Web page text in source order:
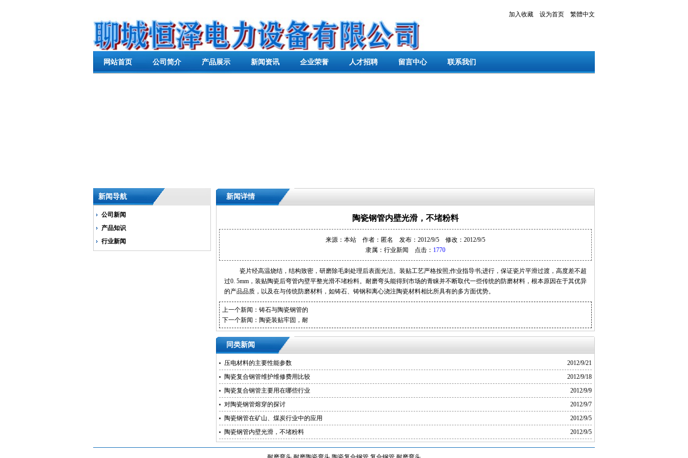
加入收藏 设为首页 繁體中文
网站首页 公司简介 产品展示 新闻资讯 企业荣誉 人才招聘 留言中心 联系我们
新闻导航
公司新闻
产品知识
行业新闻
新闻详情
陶瓷钢管内壁光滑，不堵粉料
来源：本站 作者：匿名 发布：2012/9/5 修改：2012/9/5
隶属： 行业新闻 点击： 1770
瓷片经高温烧结，结构致密，研磨除毛刺处理后表面光洁。装贴工艺严格按照;作业指导书;进行，保证瓷片平滑过渡，高度差不超
过0. 5mm，装贴陶瓷后弯管内壁平整光滑不堵粉料。耐磨弯头能得到市场的青睐并不断取代一些传统的防磨材料，根本原因在于其优异
的产品品质，以及在与传统防磨材料，如铸石、铸钢和离心浇注陶瓷材料相比所具有的多方面优势。
上一个新闻： 铸石与陶瓷钢管的
下一个新闻： 陶瓷装贴牢固，耐
同类新闻
2012/9/21
压电材料的主要性能参数
2012/9/18
陶瓷复合钢管维护维修费用比较
2012/9/9
陶瓷复合钢管主要用在哪些行业
2012/9/7
对陶瓷钢管熔穿的探讨
2012/9/5
陶瓷钢管在矿山、煤炭行业中的应用
2012/9/5
陶瓷钢管内壁光滑，不堵粉料